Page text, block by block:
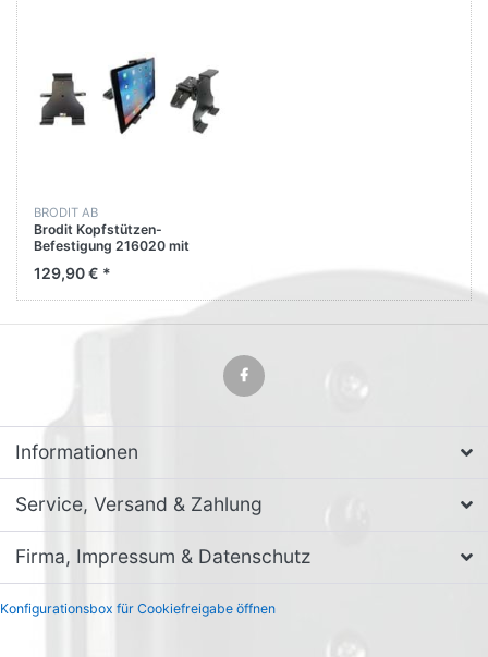
BRODIT AB
Brodit Kopfstützen-
Befestigung 216020 mit
129,90 € *
Informationen
Service, Versand & Zahlung
Firma, Impressum & Datenschutz
Konfigurationsbox für Cookiefreigabe öffnen